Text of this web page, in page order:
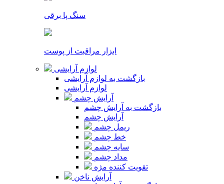
سنگ پا برقی
ابزار مراقبت از پوست
لوازم آرایشی
بازگشت به لوازم آرایشی
لوازم آرایشی
آرایش چشم
بازگشت به آرایش چشم
آرایش چشم
ریمل چشم
خط چشم
سایه چشم
مداد چشم
تقویت کننده مژه
آرایش ناخن